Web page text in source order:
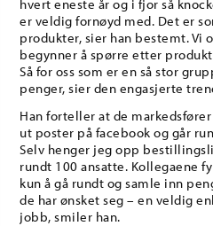
hvert eneste år og i fjor så
er veldig fornøyd med. Det er
produkter, sier han bestemt. Vi
begynner å spørre etter
Så for oss som er en så stor
penger, sier den engasjerte
Han forteller at de
ut poster på facebook og går
Selv henger jeg opp
rundt 100 ansatte. Kollegaene
kun å gå rundt og samle inn
de har ønsket seg – en veldig
jobb, smiler han.